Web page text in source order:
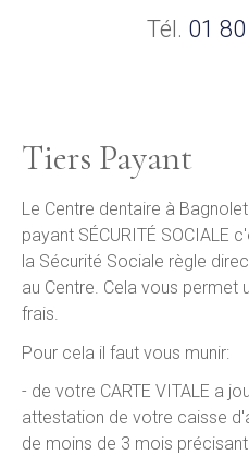
Tél. 01
Tiers Payant
Le Centre dentaire à
payant SÉCURITÉ SOCIALE
la Sécurité Sociale règle
au Centre. Cela vous permet
frais.
Pour cela il faut vous munir:
- de votre CARTE VITALE a
attestation de votre caisse
de moins de 3 mois